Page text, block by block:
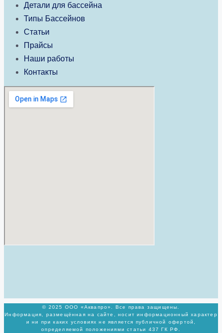
Детали для бассейна
Типы Бассейнов
Статьи
Прайсы
Наши работы
Контакты
© 2025 ООО «Аквапро». Все права защищены.
Информация, размещённая на сайте, носит информационный характер
и ни при каких условиях не является публичной офертой,
определяемой положениями статьи 437 ГК РФ.